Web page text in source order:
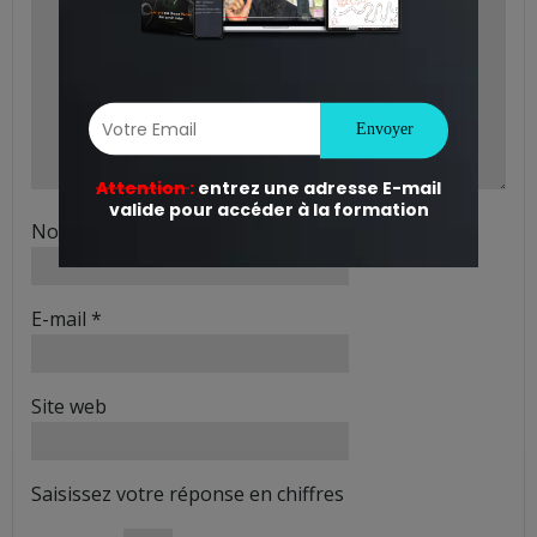
Nom
E-mail *
Site web
Saisissez votre réponse en chiffres